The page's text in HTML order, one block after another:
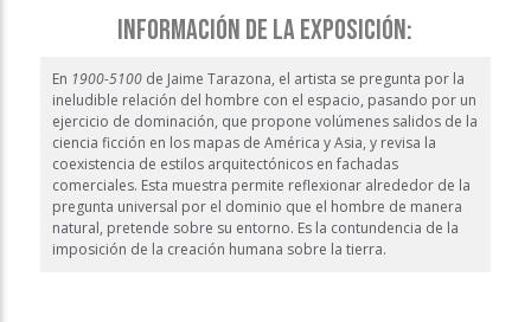
INFORMACIÓN DE LA EXPOSICIÓN:
En 1900-5100de Jaime Tarazona, el artista se pregunta por la
ineludible relación del hombre con el espacio, pasando por un
ejercicio de dominación, que propone volúmenes salidos de la
ciencia ficción en los mapas de América y Asia, y revisa la
coexistencia de estilos arquitectónicos en fachadas
comerciales. Esta muestra permite reflexionar alrededor de la
pregunta universal por el dominio que el hombre de manera
natural, pretende sobre su entorno. Es la contundencia de la
imposición de la creación humana sobre la tierra.